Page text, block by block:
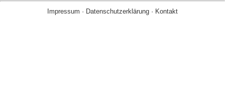
Impressum · Datenschutzerklärung · Kontakt